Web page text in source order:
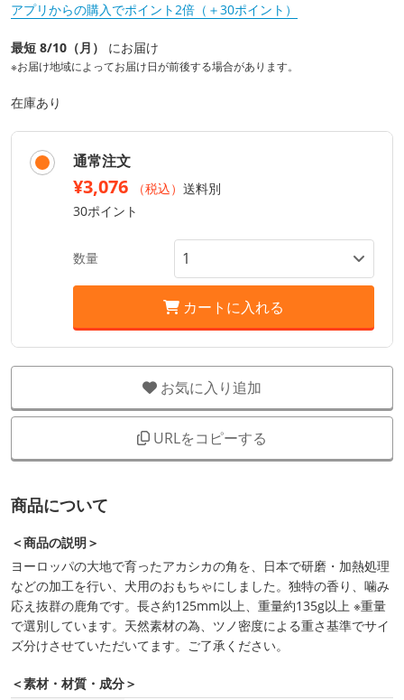
アプリからの購入でポイント2倍（＋30ポイント）
最短 8/10（月） にお届け
※お届け地域によってお届け日が前後する場合があります。
在庫あり
通常注文
¥3,076 （税込） 送料別
30ポイント
数量
カートに入れる
お気に入り追加
URLをコピーする
商品について
＜商品の説明＞
ヨーロッパの大地で育ったアカシカの角を、日本で研磨・加熱処理
などの加工を行い、犬用のおもちゃにしました。独特の香り、噛み
応え抜群の鹿角です。長さ約125mm以上、重量約135g以上 ※重量
で選別しています。天然素材の為、ツノ密度による重さ基準でサイ
ズ分けさせていただいてます。ご了承ください。
＜素材・材質・成分＞